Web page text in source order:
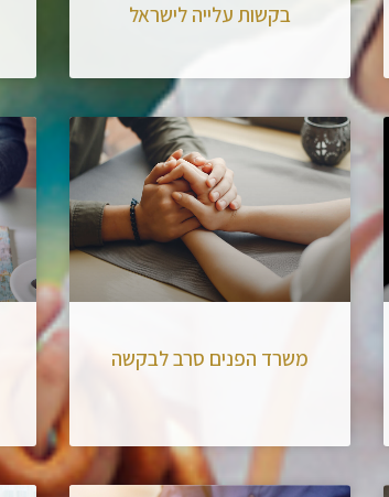
בקשות עלייה לישראל
משרד הפנים סרב לבקשה